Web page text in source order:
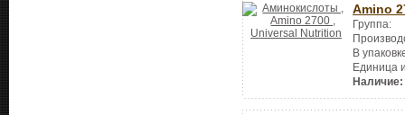
Amino
Группа:
В
Единица
Наличие: